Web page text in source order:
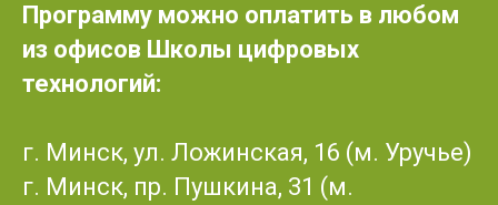
Программу можно оплатить в любом
из офисов Школы цифровых
технологий:
г. Минск, ул. Ложинская, 16 (м. Уручье)
г. Минск, пр. Пушкина, 31 (м.